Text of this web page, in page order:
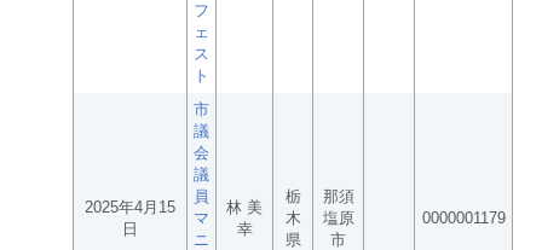
フ
ェ
ス
ト
2025年4月15
日
市
議
会
議
員
マ
ニ
林 美
幸
栃
木
県
那須
塩原
市
0000001179